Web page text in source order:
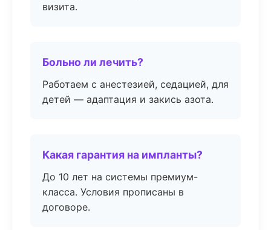
визита.
Больно ли лечить?
Работаем с анестезией, седацией, для
детей — адаптация и закись азота.
Какая гарантия на импланты?
До 10 лет на системы премиум-
класса. Условия прописаны в
договоре.